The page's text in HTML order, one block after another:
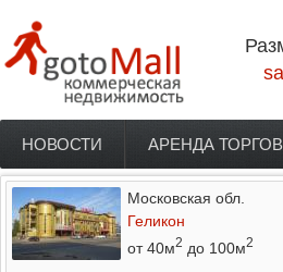
Главное меню
НОВОСТИ АРЕНДА
Московская обл.
Геликон
от 40м2 до 100м2